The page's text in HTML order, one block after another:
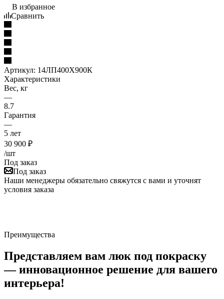
В избранное
Сравнить
Артикул: 14ЛП400Х900К
Характеристики
Вес, кг
—
8.7
Гарантия
—
5 лет
30 900 ₽
/шт
Под заказ
Под заказ
Наши менеджеры обязательно свяжутся с вами и уточнят
условия заказа
Преимущества
Представляем вам люк под покраску
— инновационное решение для вашего
интерьера!